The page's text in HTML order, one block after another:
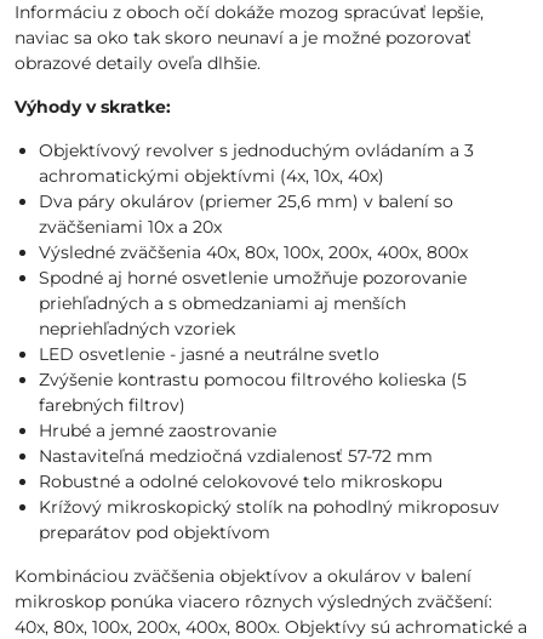
Informáciu z oboch očí dokáže mozog spracúvať lepšie,
naviac sa oko tak skoro neunaví a je možné pozorovať
obrazové detaily oveľa dlhšie.
Výhody v skratke:
Objektívový revolver s jednoduchým ovládaním a 3
achromatickými objektívmi (4x, 10x, 40x)
Dva páry okulárov (priemer 25,6 mm) v balení so
zväčšeniami 10x a 20x
Výsledné zväčšenia 40x, 80x, 100x, 200x, 400x, 800x
Spodné aj horné osvetlenie umožňuje pozorovanie
priehľadných a s obmedzaniami aj menších
nepriehľadných vzoriek
LED osvetlenie - jasné a neutrálne svetlo
Zvýšenie kontrastu pomocou filtrového kolieska (5
farebných filtrov)
Hrubé a jemné zaostrovanie
Nastaviteľná medziočná vzdialenosť 57-72 mm
Robustné a odolné celokovové telo mikroskopu
Krížový mikroskopický stolík na pohodlný mikroposuv
preparátov pod objektívom
Kombináciou zväčšenia objektívov a okulárov v balení
mikroskop ponúka viacero rôznych výsledných zväčšení:
40x, 80x, 100x, 200x, 400x, 800x. Objektívy sú achromatické a